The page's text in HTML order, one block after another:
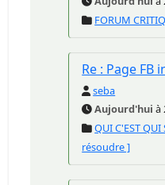
FORUM
Re : Page FB
seba
Aujourd'hui à
QUI C'EST
résoudre ]